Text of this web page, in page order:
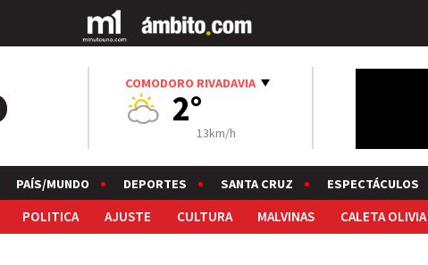
COMODORO RIVADAVIA
2°
13km/h
PAÍS/MUNDO DEPORTES SANTA CRUZ ESPECTÁCULOS
POLITICA AJUSTE CULTURA MALVINAS CALETA OLIVIA